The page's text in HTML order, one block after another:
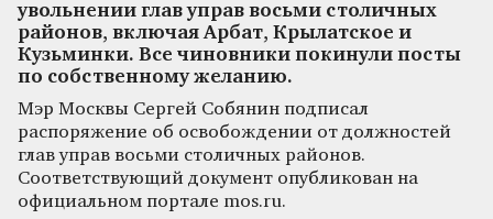
увольнении глав управ восьми столичных
районов, включая Арбат, Крылатское и
Кузьминки. Все чиновники покинули посты
по собственному желанию.
Мэр Москвы Сергей Собянин подписал
распоряжение об освобождении от должностей
глав управ восьми столичных районов.
Соответствующий документ опубликован на
официальном портале mos.ru.